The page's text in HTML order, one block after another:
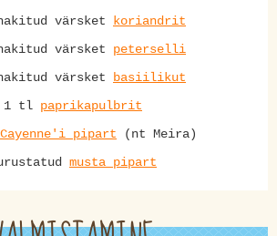
värsket
koriandrit
värsket peterselli
värsket
basiilikut
1 tl paprikapulbrit
Cayenne'i pipart (nt Meira)
musta pipart